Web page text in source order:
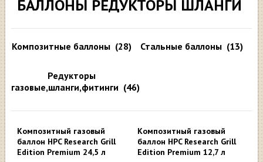
БАЛЛОНЫ РЕДУКТОРЫ ШЛАНГИ
Композитные баллоны(28) Стальные баллоны(13)
Редукторы
газовые,шланги,фитинги (46)
Композитный газовый
баллон HPC Research Grill
Edition Premium 24,5 л
Композитный газовый
баллон HPC Research Grill
Edition Premium 12,7 л